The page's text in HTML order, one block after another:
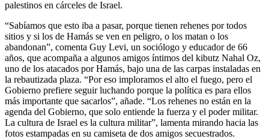
palestinos en cárceles de Israel.
“Sabíamos que esto iba a pasar, porque tienen rehenes por todos
sitios y si los de Hamás se ven en peligro, o los matan o los
abandonan”, comenta Guy Levi, un sociólogo y educador de 66
años, que acompaña a algunos amigos íntimos del kibutz Nahal Oz,
uno de los atacados por Hamás, bajo una de las carpas instaladas en
la rebautizada plaza. “Por eso imploramos el alto el fuego, pero el
Gobierno prefiere seguir luchando porque la política es para ellos
más importante que sacarlos”, añade. “Los rehenes no están en la
agenda del Gobierno, que solo entiende la fuerza y el poder militar.
La cultura de Israel es la cultura militar”, lamenta mirando hacia las
fotos estampadas en su camiseta de dos amigos secuestrados.